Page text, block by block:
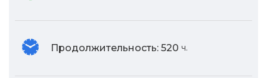
Продолжительность: 520 ч.